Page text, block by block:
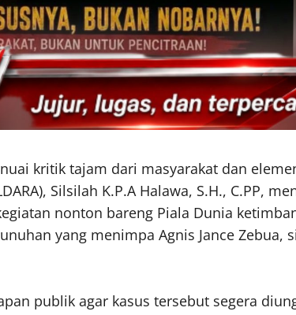
kritik tajam dari masyarakat dan
Silsilah K.P.A Halawa, S.H., C.PP,
nonton bareng Piala Dunia
yang menimpa Agnis Jance Zebua,
publik agar kasus tersebut segera